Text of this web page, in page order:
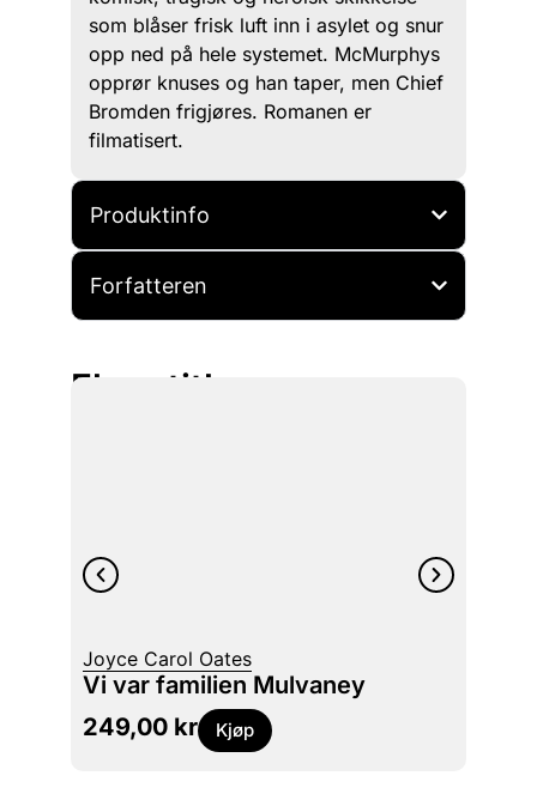
som blåser frisk luft inn i asylet og snur
opp ned på hele systemet. McMurphys
opprør knuses og han taper, men Chief
Bromden frigjøres. Romanen er
filmatisert.
Produktinfo
Forfatteren
Flere titler
Joyce Carol Oates
Vi var familien Mulvaney
249,00 kr Kjøp